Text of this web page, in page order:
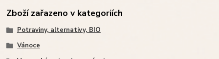
Zboží zařazeno v kategoriích
Potraviny, alternativy, BIO
Vánoce